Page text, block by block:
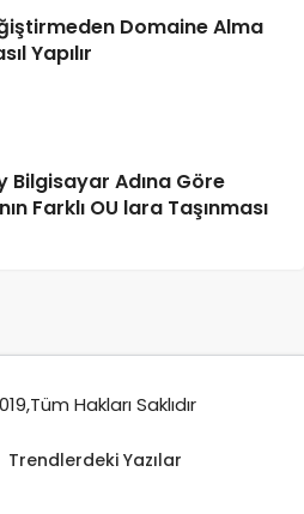
Domaine Alma
Yapılır
Adına Göre
Farklı OU lara Taşınması
Hakları Saklıdır
Trendlerdeki Yazılar